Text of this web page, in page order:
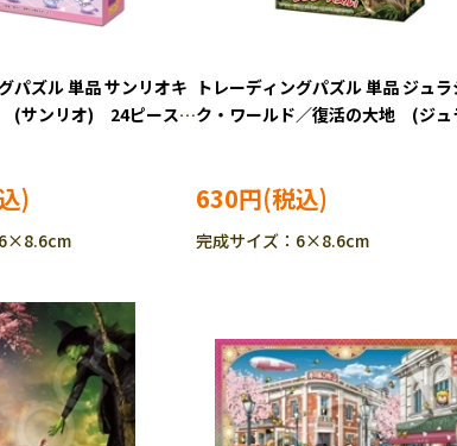
パズル 単品 サンリオキ
(サンリオ) 24ピース
トレーディングパズル 単品 ジュラ
ク・ワールド／復活の大地 (ジュ
630円
完成サイズ：6×8.6cm